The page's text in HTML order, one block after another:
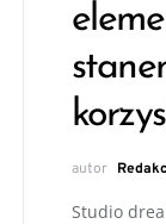
autor
Studio